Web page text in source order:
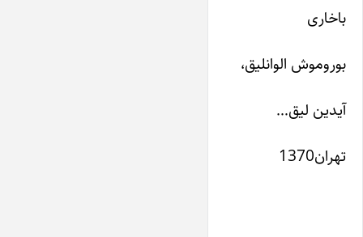
باخاری
بوروموش الوانلیق،
آیدین لیق…
تهران1370